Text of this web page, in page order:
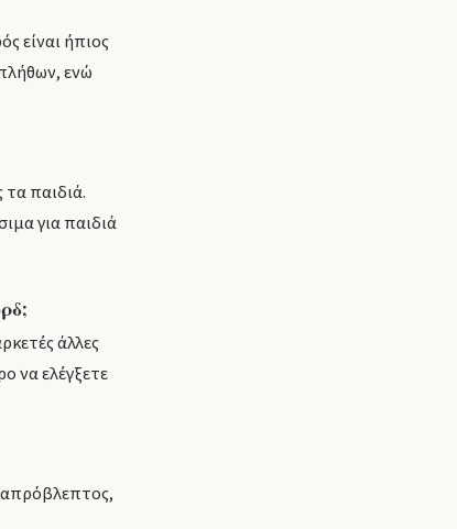
είναι ήπιος
ενώ
τα παιδιά.
για παιδιά
άλλες
να ελέγξετε
απρόβλεπτος,